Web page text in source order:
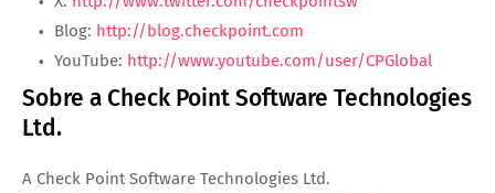
Blog: http://blog.checkpoint.com
YouTube: http://www.youtube.com/user/CPGlobal
Sobre a Check Point Software Technologies
Ltd.
A Check Point Software Technologies Ltd.